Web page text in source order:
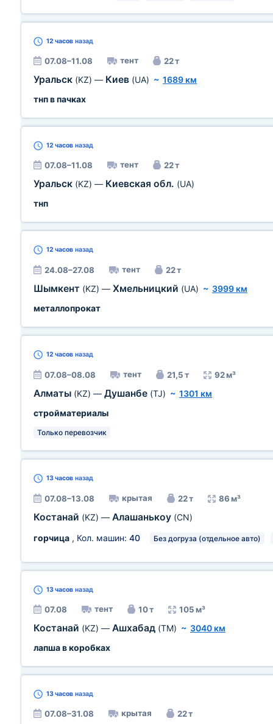
12 часов назад
07.08–11.08 тент 22 т
Уральск (KZ) — Киев (UA) ~ 1689 км
тнп в пачках
12 часов назад
07.08–11.08 тент 22 т
Уральск (KZ) — Киевская обл. (UA)
тнп
12 часов назад
24.08–27.08 тент 22 т
Шымкент (KZ) — Хмельницкий (UA) ~ 3999 км
металлопрокат
12 часов назад
07.08–08.08 тент 21,5 т 92 м³
Алматы (KZ) — Душанбе (TJ) ~ 1301 км
стройматериалы
Только перевозчик
13 часов назад
07.08–13.08 крытая 22 т 86 м³
Костанай (KZ) — Алашанькоу (CN)
горчица , Кол. машин: 40 Без догруза (отдельное авто)
13 часов назад
07.08 тент 10 т 105 м³
Костанай (KZ) — Ашхабад (TM) ~ 3040 км
лапша в коробках
13 часов назад
07.08–31.08 крытая 22 т